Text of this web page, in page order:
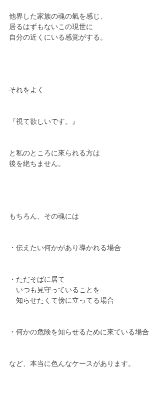
他界した家族の魂の氣を感じ、
居るはずもないこの現世に
自分の近くにいる感覚がする。
それをよく
『視て欲しいです。』
と私のところに來られる方は
後を絶ちません。
もちろん、その魂には
・伝えたい何かがあり導かれる場合
・ただそばに居て
いつも見守っていることを
知らせたくて傍に立ってる場合
・何かの危険を知らせるために來ている場合
など、本当に色んなケースがあります。